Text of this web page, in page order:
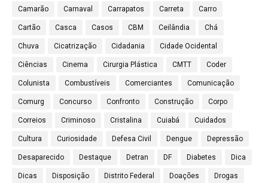
Camarão Carnaval Carrapatos Carreta Carro
Cartão Casca Casos CBM Ceilândia Chá
Chuva Cicatrização Cidadania Cidade Ocidental
Ciências Cinema Cirurgia Plástica CMTT Coder
Colunista Combustíveis Comerciantes Comunicação
Comurg Concurso Confronto Construção Corpo
Correios Criminoso Cristalina Cuiabá Cuidados
Cultura Curiosidade Defesa Civil Dengue Depressão
Desaparecido Destaque Detran DF Diabetes Dica
Dicas Disposição Distrito Federal Doações Drogas